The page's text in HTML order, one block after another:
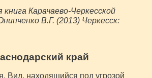
книга Карачаево-Черкесской
В.Г. (2013) Черкесск:
край
Вид, находящийся под угрозой